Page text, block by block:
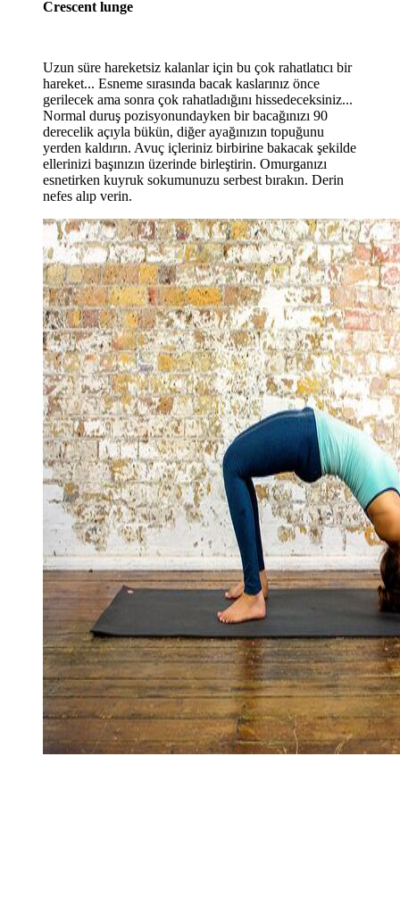
Crescent lunge
Uzun süre hareketsiz kalanlar için bu çok rahatlatıcı bir
hareket... Esneme sırasında bacak kaslarınız önce
gerilecek ama sonra çok rahatladığını hissedeceksiniz...
Normal duruş pozisyonundayken bir bacağınızı 90
derecelik açıyla bükün, diğer ayağınızın topuğunu
yerden kaldırın. Avuç içleriniz birbirine bakacak şekilde
ellerinizi başınızın üzerinde birleştirin. Omurganızı
esnetirken kuyruk sokumunuzu serbest bırakın. Derin
nefes alıp verin.